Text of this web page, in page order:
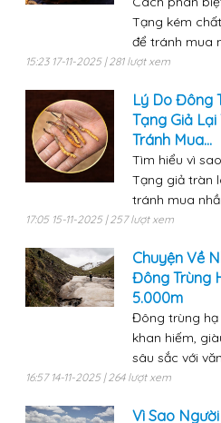
Tạng kém
để tránh mua
15:23 17-11-2025 | 281 lượt xem
Lý Do Đông
Tạng Giả
Tránh Mua...
Tìm hiểu vì
Tạng giả tràn
tránh mua
17:05 15-11-2025 | 257 lượt xem
Chuyện Về
Đông Trùng
5.000m
Đông trùng
khan hiếm,
sâu sắc với
16:57 14-11-2025 | 264 lượt xem
Vì Sao